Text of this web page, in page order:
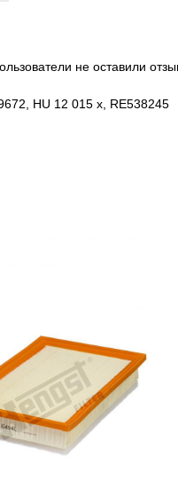
не оставили
HU 12 015 x, RE538245